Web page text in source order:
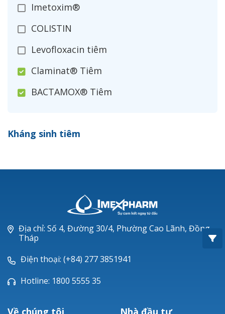
Imetoxim®
COLISTIN
Levofloxacin tiêm
Claminat® Tiêm
BACTAMOX® Tiêm
Ceftizoxim®
Piperacillin
Ticarlinat®
Zobacta®
Bacsulfo®
Kháng sinh tiêm
Địa chỉ: Số 4, Đường 30/4, Phường Cao Lãnh, Đồng
Tháp
Điện thoại: (+84) 277 3851941
Hotline: 1800 5555 35
Về chúng tôi Nhà đầu tư